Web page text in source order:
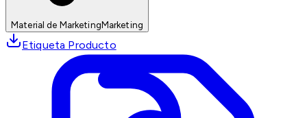
Material de MarketingMarketing
Etiqueta Producto